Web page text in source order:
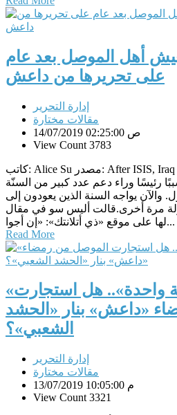
أهل الموصل بعد عام
على تحريرها من داعش
إدارة التحرير
مقالات مختارة
14/07/2019 02:25:00 ص
View Count 3783
كاتب: Alice Su مصدر: After ISIS, Iraq Is Still Broken عبدالرحمن
رئيسًا وراء دعم عدد كبير من السنّة
والآن يواجه السنة الذين يعودون إلى
مرة أخرى.قالت أليس سو في مقال
لها على موقع «ذي أتلانتك»: «إن أجوا...
Read More
«وجهان لعملة واحدة».. هل استجارت
«داعش» بنار «الحشد
الشعبي»؟
إدارة التحرير
مقالات مختارة
13/07/2019 10:05:00 م
View Count 3321